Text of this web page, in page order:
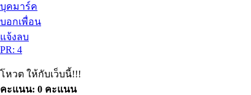
บุคมาร์ค
บอกเพื่อน
แจ้งลบ
PR: 4
โหวต ให้กับเว็บนี้!!!
คะแนน: 0 คะแนน